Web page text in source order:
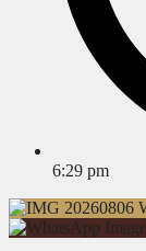
6:29 pm